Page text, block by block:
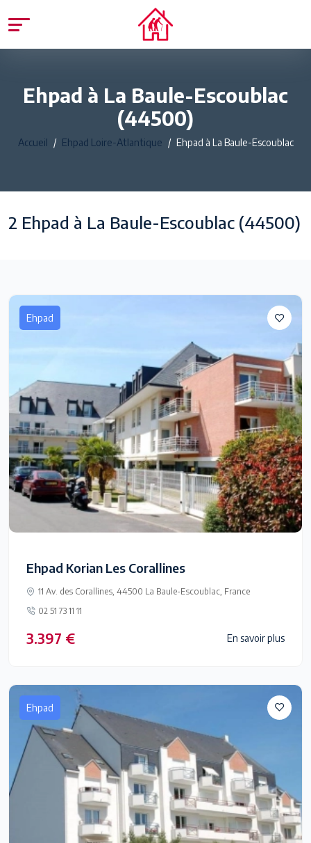
Ehpad à La Baule-Escoublac
(44500)
Accueil Ehpad Loire-Atlantique Ehpad à La Baule-Escoublac
2 Ehpad à La Baule-Escoublac (44500)
Ehpad
Ehpad Korian Les Corallines
11 Av. des Corallines, 44500 La Baule-Escoublac, France
02 51 73 11 11
3.397 € En savoir plus
Ehpad